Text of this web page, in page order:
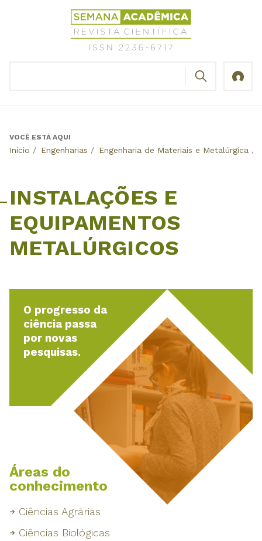
Revista
Científica
Semana
Back
VOCÊ ESTÁ AQUI
Início / Engenharias / Engenharia de Materiais e Metalúrgica /
INSTALAÇÕES E
EQUIPAMENTOS
METALÚRGICOS
O progresso da
ciência passa
por novas
pesquisas.
Áreas do
conhecimento
Ciências Agrárias
Ciências Biológicas